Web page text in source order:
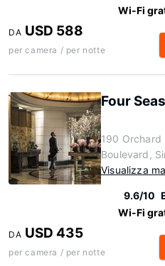
Wi-Fi
DA USD 588
per camera / per notte
Four
190 Orchard
Boulevard,
Visualizza
9.6/10
Wi-Fi
DA USD 435
per camera / per notte